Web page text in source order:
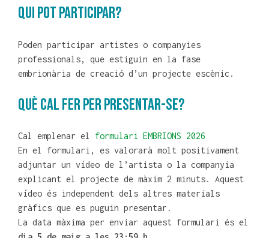
QUI POT PARTICIPAR?
Poden participar artistes o companyies
professionals, que estiguin en la fase
embrionària de creació d’un projecte escènic.
QUÈ CAL FER PER PRESENTAR-SE?
Cal emplenar el formulari EMBRIONS 2026
En el formulari, es valorarà molt positivament
adjuntar un vídeo de l’artista o la companyia
explicant el projecte de màxim 2 minuts. Aquest
vídeo és independent dels altres materials
gràfics que es puguin presentar.
La data màxima per enviar aquest formulari és el